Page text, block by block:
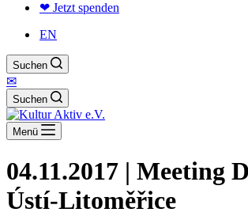
❤ Jetzt spenden
EN
Suchen
✉
Suchen
Menü
04.11.2017 | Meeting
Ústí-Litoměřice